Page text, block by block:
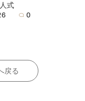
式
0
戻る